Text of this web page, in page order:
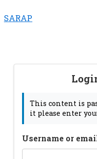
na
SARAP
This content is
it please enter
Username or